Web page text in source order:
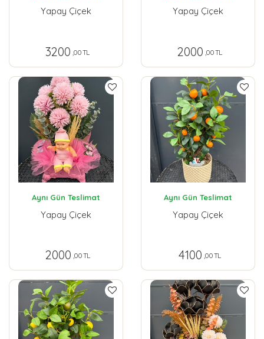
Yapay Çiçek
3200 ,00 TL
Yapay Çiçek
2000 ,00 TL
Aynı Gün Teslimat
Yapay Çiçek
2000 ,00 TL
Aynı Gün Teslimat
Yapay Çiçek
4100 ,00 TL